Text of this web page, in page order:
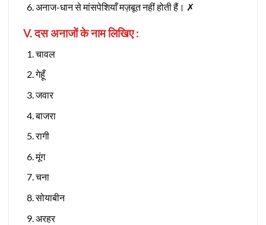
अनाज-धान से मांसपेशियाँ मज़बूत नहीं होती हैं। ✗
V. दस अनाजों के नाम लिखिए :
चावल
गेहूँ
जवार
बाजरा
रागी
मूंग
चना
सोयाबीन
अरहर